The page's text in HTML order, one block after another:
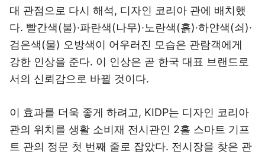
대 관점으로 다시 해석, 디자인 코리아 관에 배치했
다. 빨간색(불)·파란색(나무)·노란색(흙)·하얀색(쇠)·
검은색(물) 오방색이 어우러진 모습은 관람객에게
강한 인상을 준다. 이 인상은 곧 한국 대표 브랜드로
서의 신뢰감으로 바뀔 것이다.
이 효과를 더욱 좋게 하려고, KIDP는 디자인 코리아
관의 위치를 생활 소비재 전시관인 2홀 스마트 기프
트 관의 정문 첫 번째 줄로 잡았다. 전시장을 찾은 관